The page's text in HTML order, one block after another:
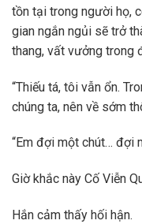
tồn tại trong người họ,
gian ngắn ngủi sẽ trở
thang, vất vưởng trong
“Thiếu tá, tôi vẫn ổn.
chúng ta, nên về sớm
“Em đợi một chút… đợi
Giờ khắc này Cố Viễn
Hắn cảm thấy hối hận.